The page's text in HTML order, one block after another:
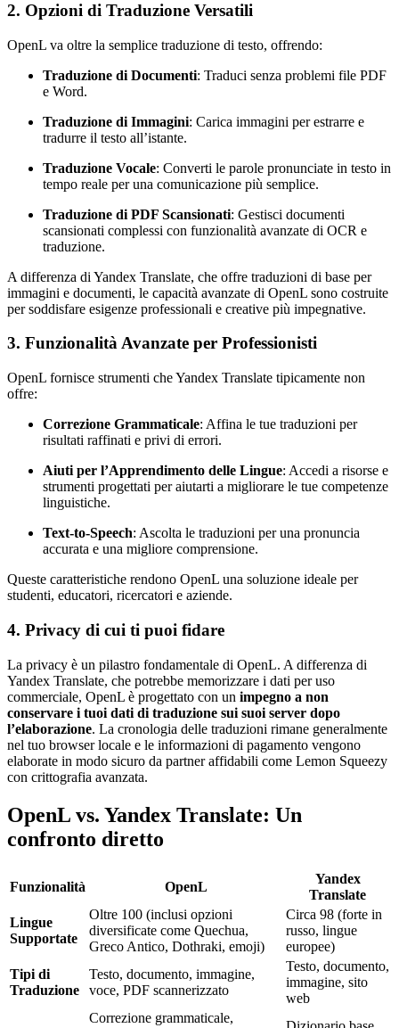
2. Opzioni di Traduzione Versatili
OpenL va oltre la semplice traduzione di testo, offrendo:
Traduzione di Documenti: Traduci senza problemi file PDF
e Word.
Traduzione di Immagini: Carica immagini per estrarre e
tradurre il testo all’istante.
Traduzione Vocale: Converti le parole pronunciate in testo in
tempo reale per una comunicazione più semplice.
Traduzione di PDF Scansionati: Gestisci documenti
scansionati complessi con funzionalità avanzate di OCR e
traduzione.
A differenza di Yandex Translate, che offre traduzioni di base per
immagini e documenti, le capacità avanzate di OpenL sono costruite
per soddisfare esigenze professionali e creative più impegnative.
3. Funzionalità Avanzate per Professionisti
OpenL fornisce strumenti che Yandex Translate tipicamente non
offre:
Correzione Grammaticale: Affina le tue traduzioni per
risultati raffinati e privi di errori.
Aiuti per l’Apprendimento delle Lingue: Accedi a risorse e
strumenti progettati per aiutarti a migliorare le tue competenze
linguistiche.
Text-to-Speech: Ascolta le traduzioni per una pronuncia
accurata e una migliore comprensione.
Queste caratteristiche rendono OpenL una soluzione ideale per
studenti, educatori, ricercatori e aziende.
4. Privacy di cui ti puoi fidare
La privacy è un pilastro fondamentale di OpenL. A differenza di
Yandex Translate, che potrebbe memorizzare i dati per uso
commerciale, OpenL è progettato con un impegno a non
conservare i tuoi dati di traduzione sui suoi server dopo
l’elaborazione. La cronologia delle traduzioni rimane generalmente
nel tuo browser locale e le informazioni di pagamento vengono
elaborate in modo sicuro da partner affidabili come Lemon Squeezy
con crittografia avanzata.
OpenL vs. Yandex Translate: Un
confronto diretto
Funzionalità OpenL
Yandex
Translate
Lingue
Supportate
Oltre 100 (inclusi opzioni
diversificate come Quechua,
Greco Antico, Dothraki, emoji)
Circa 98 (forte in
russo, lingue
europee)
Tipi di
Traduzione
Testo, documento, immagine,
voce, PDF scannerizzato
Testo, documento,
immagine, sito
web
Correzione grammaticale,